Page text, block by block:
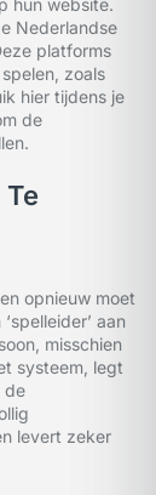
hun website.
Nederlandse
platforms
zoals
hier tijdens je
de
opnieuw moet
aan
misschien
systeem, legt
de
levert zeker